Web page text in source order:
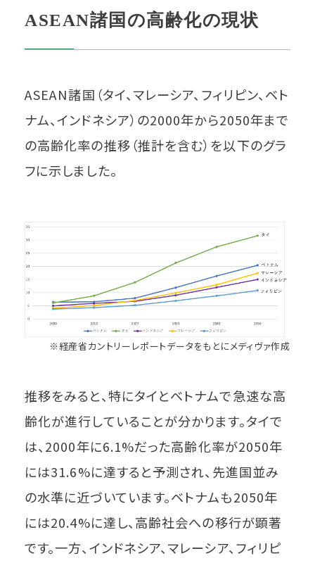
ASEAN諸国の高齢化の現状
ASEAN諸国（タイ、マレーシア、フィリピン、ベト
ナム、インドネシア）の2000年から2050年まで
の高齢化率の推移（推計を含む）を以下のグラ
フに示しました。
※経産省カントリーレポートデータをもとにメディヴァ作成
推移をみると、特にタイとベトナムで急速な高
齢化が進行していることが分かります。タイで
は、2000年に6.1%だった高齢化率が2050年
には31.6%に達すると予測され、先進国並み
の水準に近づいています。ベトナムも2050年
には20.4%に達し、高齢社会への移行が顕著
です。一方、インドネシア、マレーシア、フィリピ